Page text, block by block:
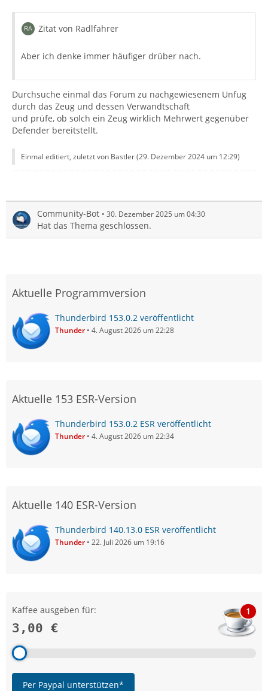
Zitat von Radlfahrer
Aber ich denke immer häufiger drüber nach.
Durchsuche einmal das Forum zu nachgewiesenem Unfug
durch das Zeug und dessen Verwandtschaft
und prüfe, ob solch ein Zeug wirklich Mehrwert gegenüber
Defender bereitstellt.
Einmal editiert, zuletzt von Bastler (29. Dezember 2024 um 12:29)
Community-Bot 30. Dezember 2025 um 04:30
Hat das Thema geschlossen.
Aktuelle Programmversion
Thunderbird 153.0.2 veröffentlicht
Thunder 4. August 2026 um 22:28
Aktuelle 153 ESR-Version
Thunderbird 153.0.2 ESR veröffentlicht
Thunder 4. August 2026 um 22:34
Aktuelle 140 ESR-Version
Thunderbird 140.13.0 ESR veröffentlicht
Thunder 22. Juli 2026 um 19:16
Kaffee ausgeben für:
3,00 €
1
Per Paypal unterstützen*